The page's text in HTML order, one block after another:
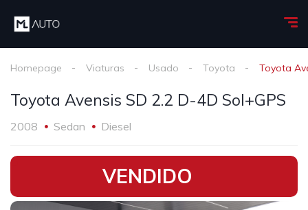
Homepage Viaturas Usado Toyota Toyota
Toyota Avensis SD 2.2 D-4D Sol+GPS
2008 Sedan Diesel
•
VENDIDO